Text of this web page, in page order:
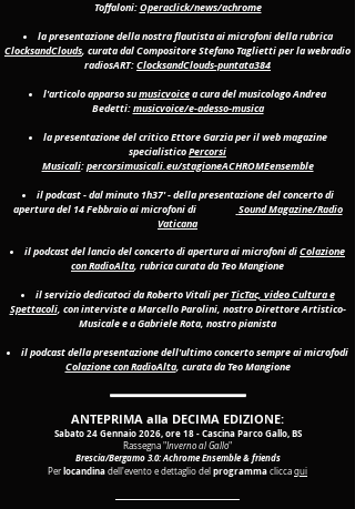
Toffaloni:Operaclick/news/achrome
la presentazione della nostra flautista ai microfoni della rubrica
ClocksandClouds, curata dal Compositore Stefano Taglietti per la webradio
radiosART:ClocksandClouds-puntata384
l'articolo apparso sumusicvoicea cura del musicologo Andrea
Bedetti:musicvoice/e-adesso-musica
la presentazione del critico Ettore Garzia per il web magazine
specialisticoPercorsi
Musicali:percorsimusicali.eu/stagioneACHROMEensemble
il podcast - dal minuto 1h37' - della presentazione del concerto di
apertura del 14 Febbraio ai microfoni di
Sound Magazine/Radio
Vaticana
il podcast del lancio del concerto di apertura ai microfoni diColazione
con RadioAlta, rubrica curata da Teo Mangione
il servizio dedicatoci da Roberto Vitali perTicTac, video Cultura e
Spettacoli, con interviste a Marcello Parolini, nostro Direttore Artistico-
Musicale e a Gabriele Rota, nostro pianista
il podcast della presentazione dell'ultimo concerto sempre ai microfodi
Colazione con RadioAlta, curata da Teo Mangione
ANTEPRIMA alla DECIMA EDIZIONE:
Sabato 24 Gennaio 2026, ore 18 - Cascina Parco Gallo, BS
Rassegna "Inverno al Gallo"
Brescia/Bergamo 3.0: Achrome Ensemble & friends
Per locandina dell'evento e dettaglio del programma clicca qui